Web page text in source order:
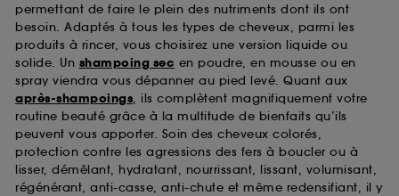
permettant de faire le plein des nutriments dont ils ont
besoin. Adaptés à tous les types de cheveux, parmi les
produits à rincer, vous choisirez une version liquide ou
solide. Un shampoing sec en poudre, en mousse ou en
spray viendra vous dépanner au pied levé. Quant aux
après-shampoings, ils complètent magnifiquement votre
routine beauté grâce à la multitude de bienfaits qu’ils
peuvent vous apporter. Soin des cheveux colorés,
protection contre les agressions des fers à boucler ou à
lisser, démêlant, hydratant, nourrissant, lissant, volumisant,
régénérant, anti-casse, anti-chute et même redensifiant, il y